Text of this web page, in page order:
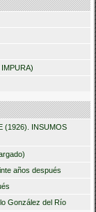
(1926). INSUMOS
años después
González del Río